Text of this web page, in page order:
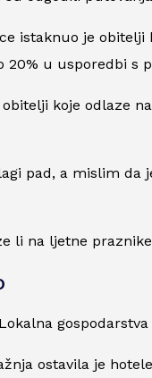
istaknuo je obitelji
20% u usporedbi s
koje odlaze
pad, a mislim
li na ljetne
ostavila je